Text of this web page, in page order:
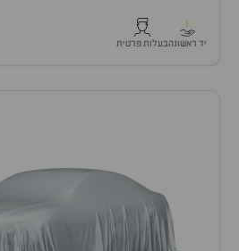
1
יד ראשונהבעלות פרטית